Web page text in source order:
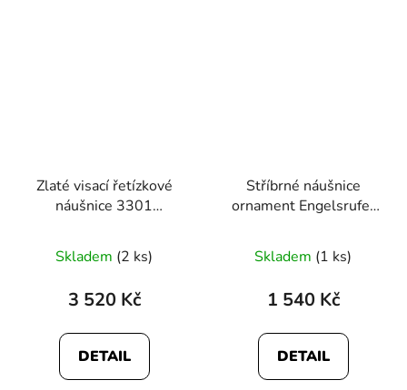
Zlaté visací řetízkové
náušnice 3301
Skladem (2 ks)
3 520 Kč
DETAIL
Stříbrné náušnice
ornament Engelsrufer
Skladem (1 ks)
1 540 Kč
DETAIL